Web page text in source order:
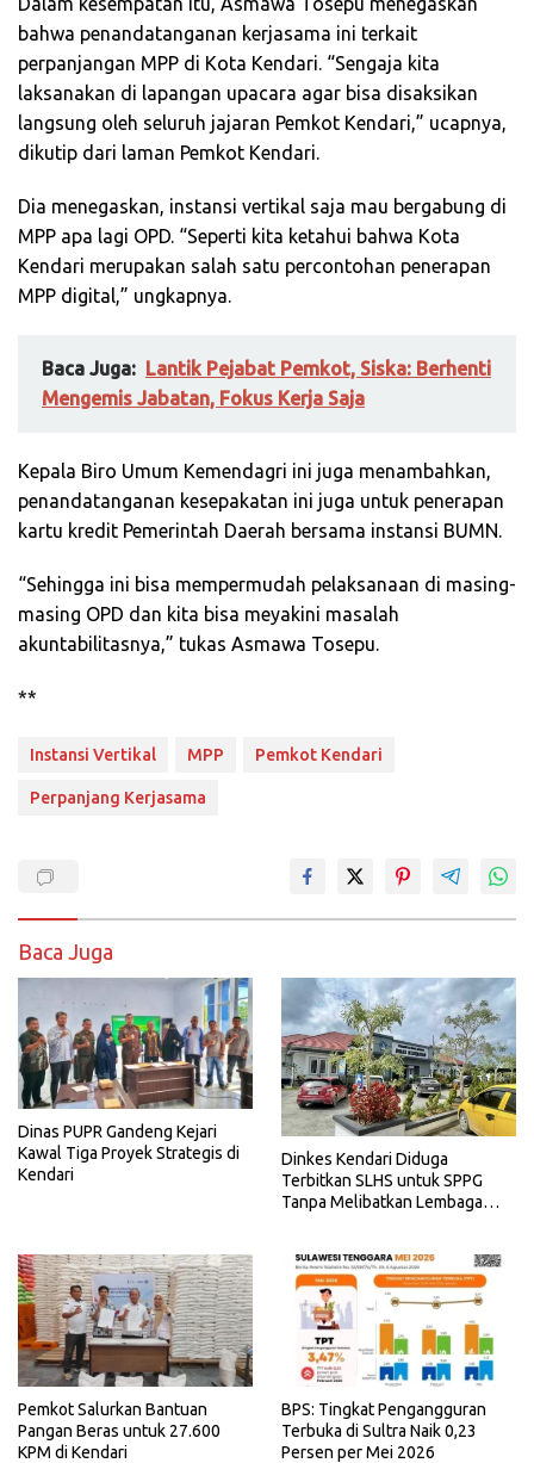
bahwa penandatanganan kerjasama ini terkait
perpanjangan MPP di Kota Kendari. “Sengaja kita
laksanakan di lapangan upacara agar bisa disaksikan
langsung oleh seluruh jajaran Pemkot Kendari,” ucapnya,
dikutip dari laman Pemkot Kendari.
Dia menegaskan, instansi vertikal saja mau bergabung di
MPP apa lagi OPD. “Seperti kita ketahui bahwa Kota
Kendari merupakan salah satu percontohan penerapan
MPP digital,” ungkapnya.
Baca Juga: Lantik Pejabat Pemkot, Siska: Berhenti
Mengemis Jabatan, Fokus Kerja Saja
Kepala Biro Umum Kemendagri ini juga menambahkan,
penandatanganan kesepakatan ini juga untuk penerapan
kartu kredit Pemerintah Daerah bersama instansi BUMN.
“Sehingga ini bisa mempermudah pelaksanaan di masing-
masing OPD dan kita bisa meyakini masalah
akuntabilitasnya,” tukas Asmawa Tosepu.
**
Instansi Vertikal MPP Pemkot Kendari
Perpanjang Kerjasama
Baca Juga
Dinas PUPR Gandeng Kejari
Kawal Tiga Proyek Strategis di
Kendari
Dinkes Kendari Diduga
Terbitkan SLHS untuk SPPG
Tanpa Melibatkan Lembaga
Pemkot Salurkan Bantuan
Pangan Beras untuk 27.600
KPM di Kendari
BPS: Tingkat Pengangguran
Terbuka di Sultra Naik 0,23
Persen per Mei 2026